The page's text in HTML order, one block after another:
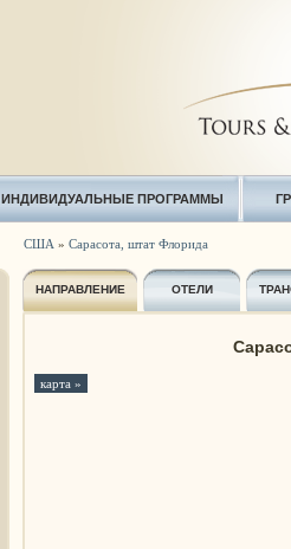
ИНДИВИДУАЛЬНЫЕ ПРОГРАММЫ
США » Сарасота, штат Флорида
НАПРАВЛЕНИЕ ОТЕЛИ
карта »